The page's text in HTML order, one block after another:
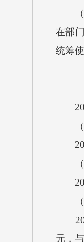
在部
统筹
元，